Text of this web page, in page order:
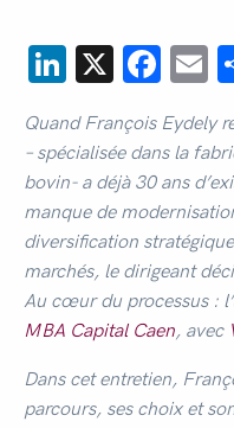
LinkedIn
X
Quand François Eydely
– spécialisée dans la
bovin- a déjà 30 ans
manque de
diversification
marchés, le dirigeant
Au cœur du processus :
MBA Capital Caen, avec
Dans cet entretien,
parcours, ses choix et